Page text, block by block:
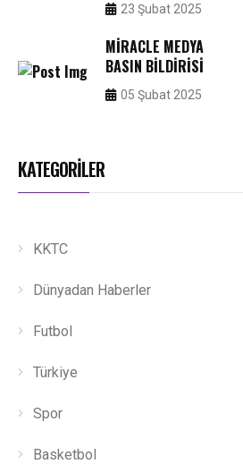
23 Şubat 2025
MIRACLE MEDYA
BASIN BILDIRISI
05 Şubat 2025
KATEGORİLER
KKTC
Dünyadan Haberler
Futbol
Türkiye
Spor
Basketbol